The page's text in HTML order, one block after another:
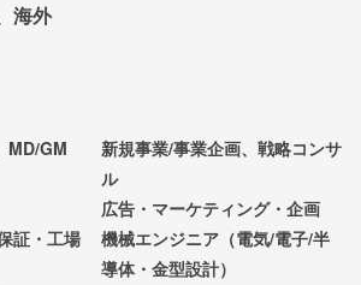
海外
MD/GM
新規事業/事業企画、戦略コンサ
ル
広告・マーケティング・企画
証・工場
機械エンジニア（電気/電子/半
導体・金型設計）